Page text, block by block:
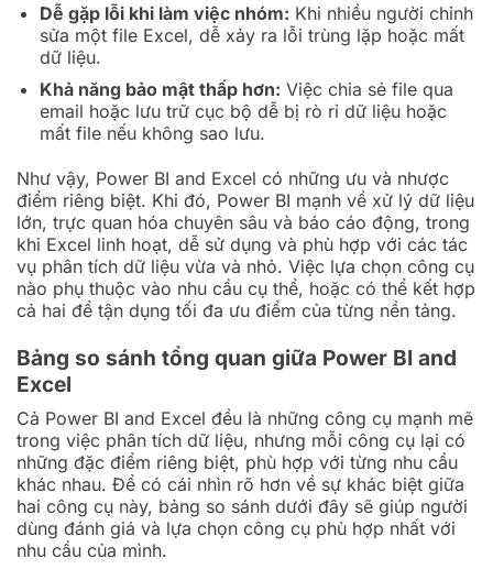
Dễ gặp lỗi khi làm việc nhóm: Khi nhiều người chỉnh
sửa một file Excel, dễ xảy ra lỗi trùng lặp hoặc mất
dữ liệu.
Khả năng bảo mật thấp hơn: Việc chia sẻ file qua
email hoặc lưu trữ cục bộ dễ bị rò rỉ dữ liệu hoặc
mất file nếu không sao lưu.
Như vậy, Power BI and Excel có những ưu và nhược
điểm riêng biệt. Khi đó, Power BI mạnh về xử lý dữ liệu
lớn, trực quan hóa chuyên sâu và báo cáo động, trong
khi Excel linh hoạt, dễ sử dụng và phù hợp với các tác
vụ phân tích dữ liệu vừa và nhỏ. Việc lựa chọn công cụ
nào phụ thuộc vào nhu cầu cụ thể, hoặc có thể kết hợp
cả hai để tận dụng tối đa ưu điểm của từng nền tảng.
Bảng so sánh tổng quan giữa Power BI and
Excel
Cả Power BI and Excel đều là những công cụ mạnh mẽ
trong việc phân tích dữ liệu, nhưng mỗi công cụ lại có
những đặc điểm riêng biệt, phù hợp với từng nhu cầu
khác nhau. Để có cái nhìn rõ hơn về sự khác biệt giữa
hai công cụ này, bảng so sánh dưới đây sẽ giúp người
dùng đánh giá và lựa chọn công cụ phù hợp nhất với
nhu cầu của mình.